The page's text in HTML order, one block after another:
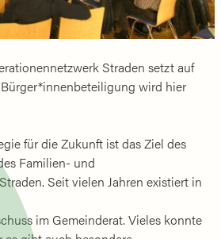
Straden setzt auf
wird hier
für die Zukunft ist das Ziel des
Familien- und
Seit vielen Jahren existiert in
im Gemeinderat. Vieles konnte